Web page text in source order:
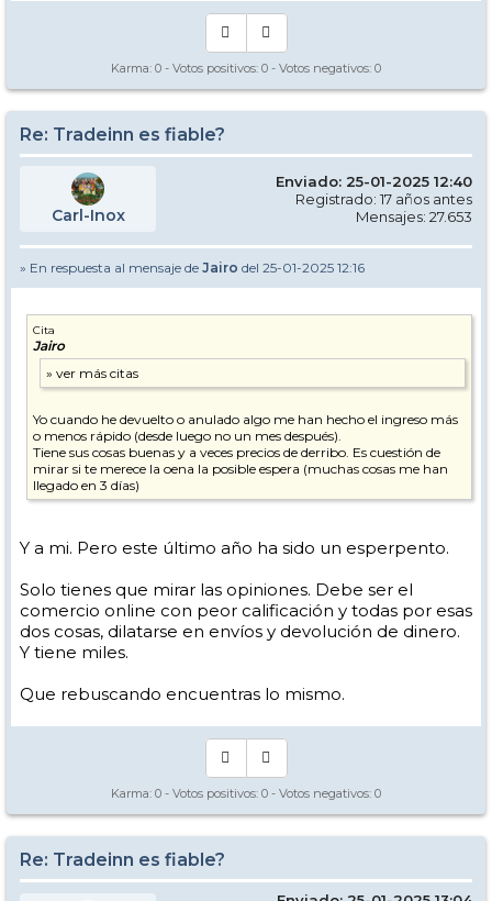
Karma: 0 - Votos positivos: 0 - Votos negativos: 0
Re: Tradeinn es fiable?
Carl-Inox
Enviado: 25-01-2025 12:40
Registrado: 17 años antes
Mensajes: 27.653
» En respuesta al mensaje de Jairo del 25-01-2025 12:16
Cita
Jairo
Yo cuando he devuelto o anulado algo me han hecho el ingreso más
o menos rápido (desde luego no un mes después).
Tiene sus cosas buenas y a veces precios de derribo. Es cuestión de
mirar si te merece la oena la posible espera (muchas cosas me han
llegado en 3 días)
Y a mi. Pero este último año ha sido un esperpento.
Solo tienes que mirar las opiniones. Debe ser el
comercio online con peor calificación y todas por esas
dos cosas, dilatarse en envíos y devolución de dinero.
Y tiene miles.
Que rebuscando encuentras lo mismo.
Karma: 0 - Votos positivos: 0 - Votos negativos: 0
Re: Tradeinn es fiable?